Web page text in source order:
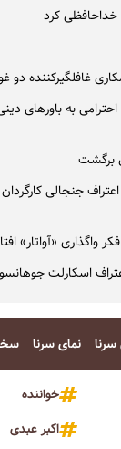
خداحافظی کرد
غافلگیرکننده دو
به باورهای
برگشت
جنجالی
اسکارلت
سرنا نمای سرنا
خواننده
اکبر عبدی